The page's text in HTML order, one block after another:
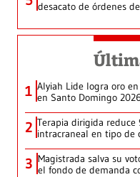
desacato de órdenes
1 Alyiah Lide logra oro
en Santo Domingo
2 Terapia dirigida reduce
intracraneal en tipo de
3 Magistrada salva su
el fondo de demanda